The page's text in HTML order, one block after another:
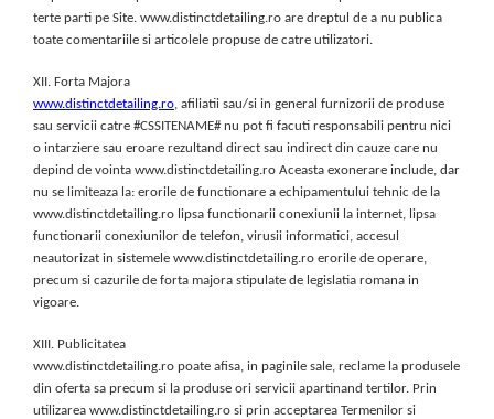
terte parti pe Site. www.distinctdetailing.ro are dreptul de a nu publica
toate comentariile si articolele propuse de catre utilizatori.
XII. Forta Majora
www.distinctdetailing.ro, afiliatii sau/si in general furnizorii de produse
sau servicii catre #CSSITENAME# nu pot fi facuti responsabili pentru nici
o intarziere sau eroare rezultand direct sau indirect din cauze care nu
depind de vointa www.distinctdetailing.ro Aceasta exonerare include, dar
nu se limiteaza la: erorile de functionare a echipamentului tehnic de la
www.distinctdetailing.ro lipsa functionarii conexiunii la internet, lipsa
functionarii conexiunilor de telefon, virusii informatici, accesul
neautorizat in sistemele www.distinctdetailing.ro erorile de operare,
precum si cazurile de forta majora stipulate de legislatia romana in
vigoare.
XIII. Publicitatea
www.distinctdetailing.ro poate afisa, in paginile sale, reclame la produsele
din oferta sa precum si la produse ori servicii apartinand tertilor. Prin
utilizarea www.distinctdetailing.ro si prin acceptarea Termenilor si